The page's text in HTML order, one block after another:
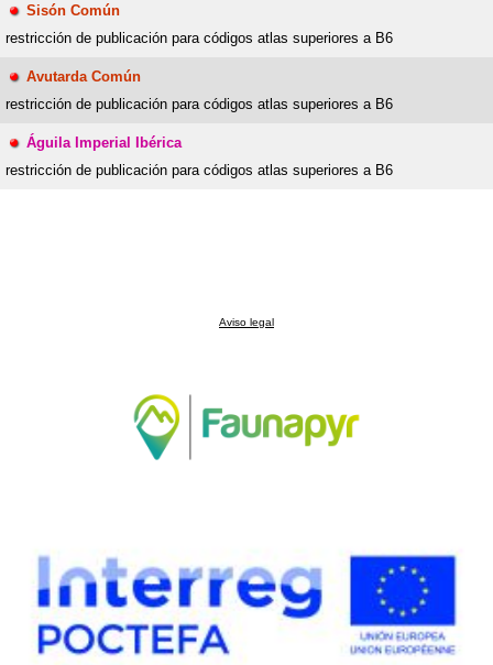
Sisón Común
restricción de publicación para códigos atlas superiores a B6
Avutarda Común
restricción de publicación para códigos atlas superiores a B6
Águila Imperial Ibérica
restricción de publicación para códigos atlas superiores a B6
Aviso legal